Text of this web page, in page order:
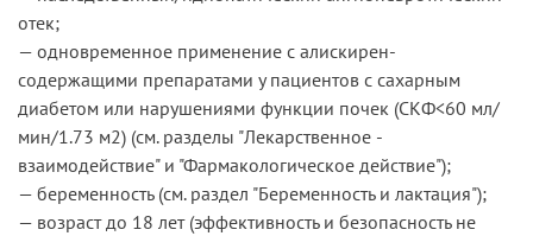
отек;
— одновременное применение с алискирен-
содержащими препаратами у пациентов с сахарным
диабетом или нарушениями функции почек (СКФ<60 мл/
мин/1.73 м2) (см. разделы "Лекарственное ­
взаимодействие"­ и­ "Фармакологическое действие");
— беременность (см. раздел "Беременность и лактация");
— возраст до 18 лет (эффективность и безопасность не